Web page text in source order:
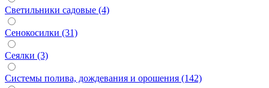
Светильники садовые (4)
Сенокосилки (31)
Сеялки (3)
Системы полива, дождевания и орошения (142)